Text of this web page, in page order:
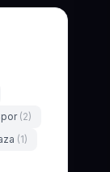
(2)
(1)